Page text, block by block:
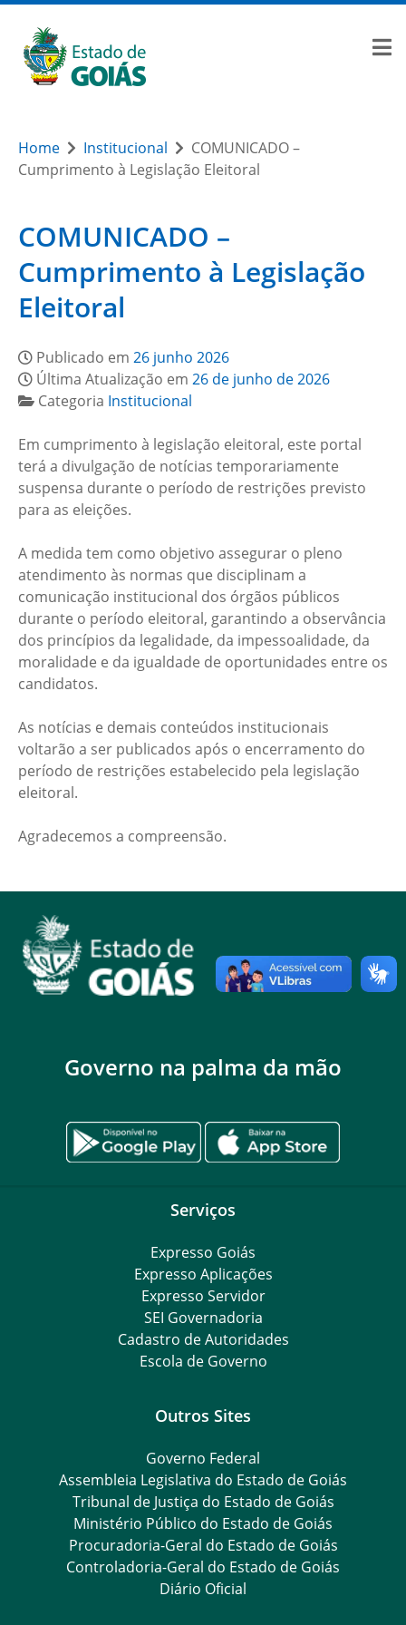
Home Institucional
COMUNICADO –
Cumprimento à Legislação Eleitoral
COMUNICADO –
Cumprimento à Legislação
Eleitoral
Publicado em 26 junho 2026
Última Atualização em 26 de junho de 2026
Categoria Institucional
Em cumprimento à legislação eleitoral, este portal
terá a divulgação de notícias temporariamente
suspensa durante o período de restrições previsto
para as eleições.
A medida tem como objetivo assegurar o pleno
atendimento às normas que disciplinam a
comunicação institucional dos órgãos públicos
durante o período eleitoral, garantindo a observância
dos princípios da legalidade, da impessoalidade, da
moralidade e da igualdade de oportunidades entre os
candidatos.
As notícias e demais conteúdos institucionais
voltarão a ser publicados após o encerramento do
período de restrições estabelecido pela legislação
eleitoral.
Agradecemos a compreensão.
Governo na palma da mão
Serviços
Expresso Goiás
Expresso Aplicações
Expresso Servidor
SEI Governadoria
Cadastro de Autoridades
Escola de Governo
Outros Sites
Governo Federal
Assembleia Legislativa do Estado de Goiás
Tribunal de Justiça do Estado de Goiás
Ministério Público do Estado de Goiás
Procuradoria-Geral do Estado de Goiás
Controladoria-Geral do Estado de Goiás
Diário Oficial